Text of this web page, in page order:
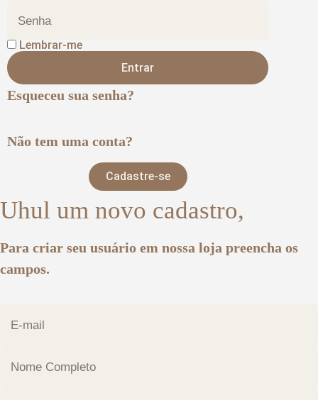
Lembrar-me
Entrar
Esqueceu sua senha?
Não tem uma conta?
Cadastre-se
Uhul um novo cadastro,
Para criar seu usuário em nossa loja preencha os
campos.